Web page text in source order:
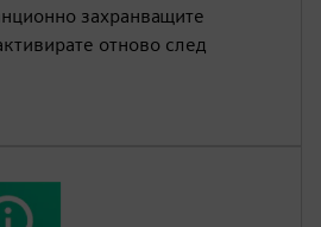
захранващите
отново след